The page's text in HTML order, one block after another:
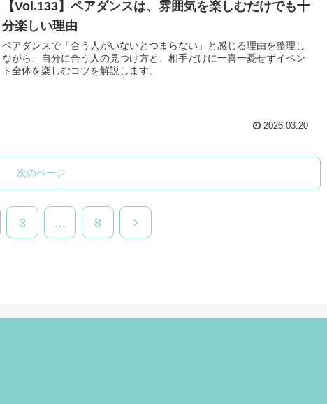
【Vol.133】ペアダンスは、雰囲気を楽しむだけでも十
分楽しい理由
ペアダンスで「合う人がいないとつまらない」と感じる理由を整理し
ながら、自分に合う人の見つけ方と、相手だけに一喜一憂せずイベン
ト全体を楽しむコツを解説します。
2026.03.20
次のページ
3 … 8